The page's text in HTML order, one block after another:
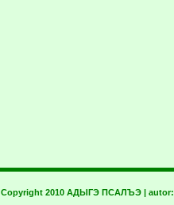
Copyright 2010 АДЫГЭ ПСАЛЪЭ | autor: